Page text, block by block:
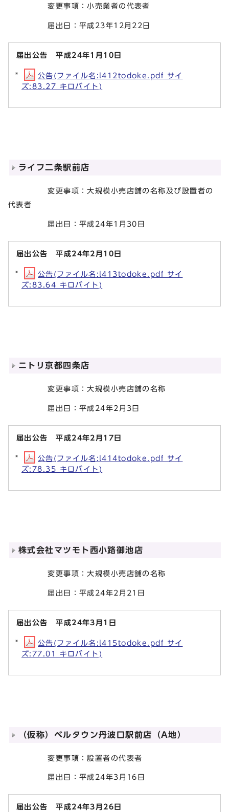
変更事項：小売業者の代表者
届出日：平成23年12月22日
届出公告 平成24年1月10日
公告(ファイル名:l412todoke.pdf サイ
ズ:83.27 キロバイト)
ライフ二条駅前店
変更事項：大規模小売店舗の名称及び設置者の
代表者
届出日：平成24年1月30日
届出公告 平成24年2月10日
公告(ファイル名:l413todoke.pdf サイ
ズ:83.64 キロバイト)
ニトリ京都四条店
変更事項：大規模小売店舗の名称
届出日：平成24年2月3日
届出公告 平成24年2月17日
公告(ファイル名:l414todoke.pdf サイ
ズ:78.35 キロバイト)
株式会社マツモト西小路御池店
変更事項：大規模小売店舗の名称
届出日：平成24年2月21日
届出公告 平成24年3月1日
公告(ファイル名:l415todoke.pdf サイ
ズ:77.01 キロバイト)
（仮称）ベルタウン丹波口駅前店（A地）
変更事項：設置者の代表者
届出日：平成24年3月16日
届出公告 平成24年3月26日